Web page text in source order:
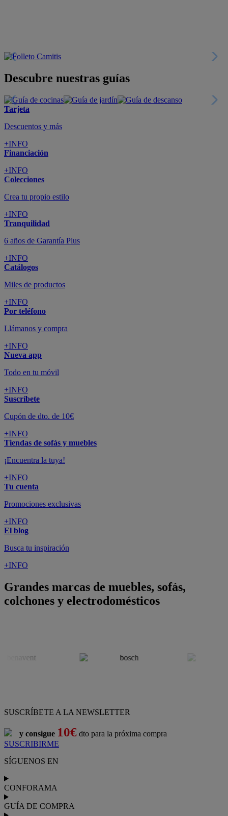
Descubre nuestras guías
Tarjeta
Descuentos y más
+INFO
Financiación
+INFO
Colecciones
Crea tu propio estilo
+INFO
Tranquilidad
6 años de Garantía Plus
+INFO
Catálogos
Miles de productos
+INFO
Por teléfono
Llámanos y compra
+INFO
Nueva app
Todo en tu móvil
+INFO
Suscríbete
Cupón de dto. de 10€
+INFO
Tiendas de sofás y muebles
¡Encuentra la tuya!
+INFO
Tu cuenta
Promociones exclusivas
+INFO
El blog
Busca tu inspiración
+INFO
Grandes marcas de muebles, sofás,
colchones y electrodomésticos
SUSCRÍBETE A LA NEWSLETTER
y consigue 10€ dto para la próxima compra
SUSCRIBIRME
SÍGUENOS EN
CONFORAMA
GUÍA DE COMPRA